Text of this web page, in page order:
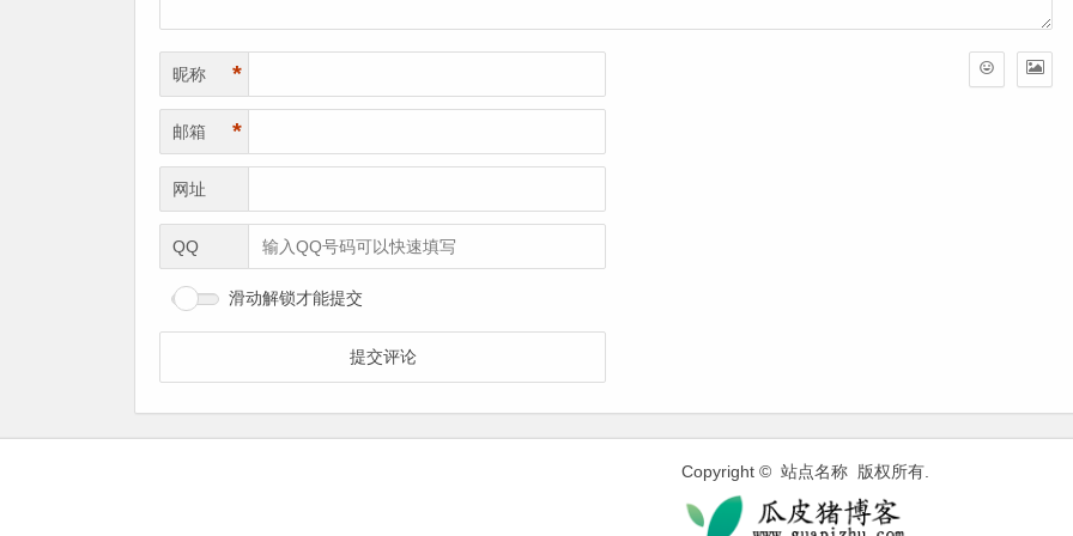
昵称 *
邮箱 *
网址
QQ
滑动解锁才能提交
Copyright © 站点名称 版权所有.